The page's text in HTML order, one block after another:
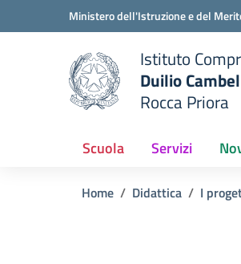
Vai ai contenuti
Vai al menu di navigazioneMinistero dell'Istruzione e del
scuola
Istituto
Duilio
Rocca Priora
Scuola Servizi
Home Didattica I